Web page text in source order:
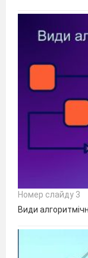
Номер слайду 3
Види